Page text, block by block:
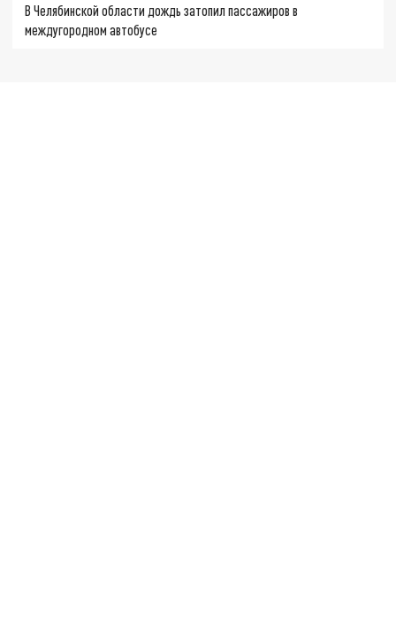
В Челябинской области дождь затопил пассажиров в
междугородном автобусе